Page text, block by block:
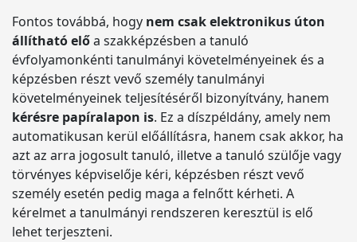
Fontos továbbá, hogy nem csak elektronikus úton
állítható előa szakképzésben a tanuló
évfolyamonkénti tanulmányi követelményeinek és a
képzésben részt vevő személy tanulmányi
követelményeinek teljesítéséről bizonyítvány, hanem
kérésre papíralapon is. Ez a díszpéldány, amely nem
automatikusan kerül előállításra, hanem csak akkor, ha
azt az arra jogosult tanuló, illetve a tanuló szülője vagy
törvényes képviselője kéri, képzésben részt vevő
személy esetén pedig maga a felnőtt kérheti. A
kérelmet a tanulmányi rendszeren keresztül is elő
lehet terjeszteni.